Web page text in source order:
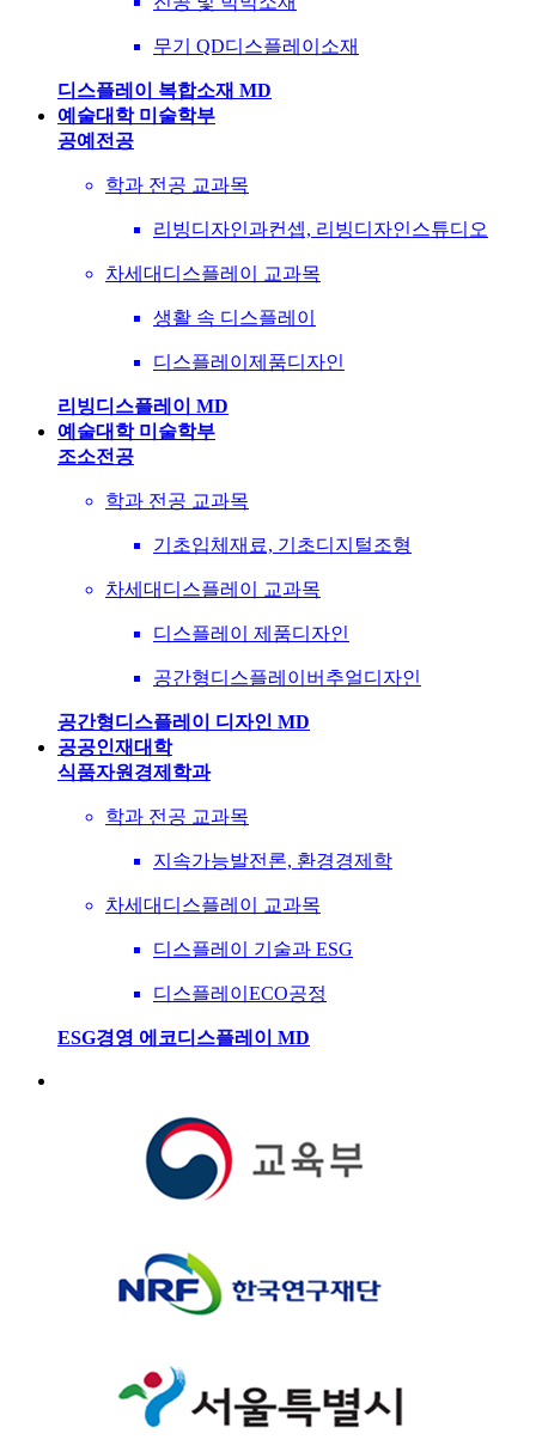
무기 QD디스플레이소재
디스플레이 복합소재 MD
예술대학 미술학부
공예전공
학과 전공 교과목
리빙디자인과컨셉, 리빙디자인스튜디오
차세대디스플레이 교과목
생활 속 디스플레이
디스플레이제품디자인
리빙디스플레이 MD
예술대학 미술학부
조소전공
학과 전공 교과목
기초입체재료, 기초디지털조형
차세대디스플레이 교과목
디스플레이 제품디자인
공간형디스플레이버추얼디자인
공간형디스플레이 디자인 MD
공공인재대학
식품자원경제학과
학과 전공 교과목
지속가능발전론, 환경경제학
차세대디스플레이 교과목
디스플레이 기술과 ESG
디스플레이ECO공정
ESG경영 에코디스플레이 MD